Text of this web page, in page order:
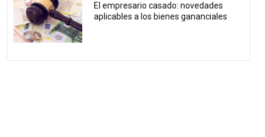
El empresario casado: novedades
aplicables a los bienes gananciales